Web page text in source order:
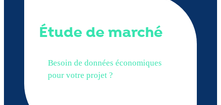
Étude de marché
Besoin de données économiques
pour votre projet ?